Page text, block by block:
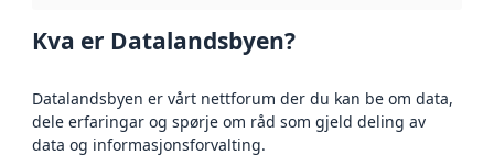
Kva er Datalandsbyen?
Datalandsbyen er vårt nettforum der du kan be om data,
dele erfaringar og spørje om råd som gjeld deling av
data og informasjonsforvalting.